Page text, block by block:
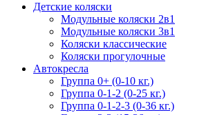
Детские коляски
Модульные коляски 2в1
Модульные коляски 3в1
Коляски классические
Коляски прогулочные
Автокресла
Группа 0+ (0-10 кг.)
Группа 0-1-2 (0-25 кг.)
Группа 0-1-2-3 (0-36 кг.)